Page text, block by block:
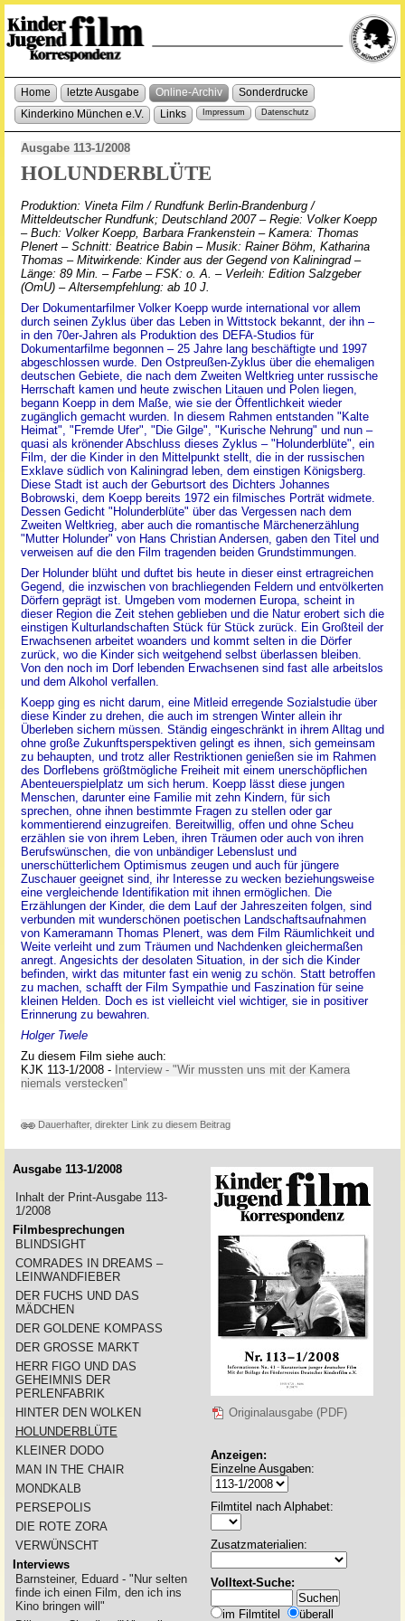
Home letzte Ausgabe Online-Archiv
Sonderdrucke
Kinderkino München e.V.
Links Impressum Datenschutz
Ausgabe 113-1/2008
HOLUNDERBLÜTE
Produktion: Vineta Film / Rundfunk Berlin-Brandenburg /
Mitteldeutscher Rundfunk; Deutschland 2007 – Regie: Volker Koepp
– Buch: Volker Koepp, Barbara Frankenstein – Kamera: Thomas
Plenert – Schnitt: Beatrice Babin – Musik: Rainer Böhm, Katharina
Thomas – Mitwirkende: Kinder aus der Gegend von Kaliningrad –
Länge: 89 Min. – Farbe – FSK: o. A. – Verleih: Edition Salzgeber
(OmU) – Altersempfehlung: ab 10 J.
Der Dokumentarfilmer Volker Koepp wurde international vor allem
durch seinen Zyklus über das Leben in Wittstock bekannt, der ihn –
in den 70er-Jahren als Produktion des DEFA-Studios für
Dokumentarfilme begonnen – 25 Jahre lang beschäftigte und 1997
abgeschlossen wurde. Den Ostpreußen-Zyklus über die ehemaligen
deutschen Gebiete, die nach dem Zweiten Weltkrieg unter russische
Herrschaft kamen und heute zwischen Litauen und Polen liegen,
begann Koepp in dem Maße, wie sie der Öffentlichkeit wieder
zugänglich gemacht wurden. In diesem Rahmen entstanden "Kalte
Heimat", "Fremde Ufer", "Die Gilge", "Kurische Nehrung" und nun –
quasi als krönender Abschluss dieses Zyklus – "Holunderblüte", ein
Film, der die Kinder in den Mittelpunkt stellt, die in der russischen
Exklave südlich von Kaliningrad leben, dem einstigen Königsberg.
Diese Stadt ist auch der Geburtsort des Dichters Johannes
Bobrowski, dem Koepp bereits 1972 ein filmisches Porträt widmete.
Dessen Gedicht "Holunderblüte" über das Vergessen nach dem
Zweiten Weltkrieg, aber auch die romantische Märchenerzählung
"Mutter Holunder" von Hans Christian Andersen, gaben den Titel und
verweisen auf die den Film tragenden beiden Grundstimmungen.
Der Holunder blüht und duftet bis heute in dieser einst ertragreichen
Gegend, die inzwischen von brachliegenden Feldern und entvölkerten
Dörfern geprägt ist. Umgeben vom modernen Europa, scheint in
dieser Region die Zeit stehen geblieben und die Natur erobert sich die
einstigen Kulturlandschaften Stück für Stück zurück. Ein Großteil der
Erwachsenen arbeitet woanders und kommt selten in die Dörfer
zurück, wo die Kinder sich weitgehend selbst überlassen bleiben.
Von den noch im Dorf lebenden Erwachsenen sind fast alle arbeitslos
und dem Alkohol verfallen.
Koepp ging es nicht darum, eine Mitleid erregende Sozialstudie über
diese Kinder zu drehen, die auch im strengen Winter allein ihr
Überleben sichern müssen. Ständig eingeschränkt in ihrem Alltag und
ohne große Zukunftsperspektiven gelingt es ihnen, sich gemeinsam
zu behaupten, und trotz aller Restriktionen genießen sie im Rahmen
des Dorflebens größtmögliche Freiheit mit einem unerschöpflichen
Abenteuerspielplatz um sich herum. Koepp lässt diese jungen
Menschen, darunter eine Familie mit zehn Kindern, für sich
sprechen, ohne ihnen bestimmte Fragen zu stellen oder gar
kommentierend einzugreifen. Bereitwillig, offen und ohne Scheu
erzählen sie von ihrem Leben, ihren Träumen oder auch von ihren
Berufswünschen, die von unbändiger Lebenslust und
unerschütterlichem Optimismus zeugen und auch für jüngere
Zuschauer geeignet sind, ihr Interesse zu wecken beziehungsweise
eine vergleichende Identifikation mit ihnen ermöglichen. Die
Erzählungen der Kinder, die dem Lauf der Jahreszeiten folgen, sind
verbunden mit wunderschönen poetischen Landschaftsaufnahmen
von Kameramann Thomas Plenert, was dem Film Räumlichkeit und
Weite verleiht und zum Träumen und Nachdenken gleichermaßen
anregt. Angesichts der desolaten Situation, in der sich die Kinder
befinden, wirkt das mitunter fast ein wenig zu schön. Statt betroffen
zu machen, schafft der Film Sympathie und Faszination für seine
kleinen Helden. Doch es ist vielleicht viel wichtiger, sie in positiver
Erinnerung zu bewahren.
Holger Twele
Zu diesem Film siehe auch:
KJK 113-1/2008 - Interview - "Wir mussten uns mit der Kamera
niemals verstecken"
Dauerhafter, direkter Link zu diesem Beitrag
Ausgabe 113-1/2008
Inhalt der Print-Ausgabe 113-
1/2008
Filmbesprechungen
BLINDSIGHT
COMRADES IN DREAMS –
LEINWANDFIEBER
DER FUCHS UND DAS
MÄDCHEN
DER GOLDENE KOMPASS
DER GROSSE MARKT
HERR FIGO UND DAS
GEHEIMNIS DER
PERLENFABRIK
HINTER DEN WOLKEN
HOLUNDERBLÜTE
KLEINER DODO
MAN IN THE CHAIR
MONDKALB
PERSEPOLIS
DIE ROTE ZORA
VERWÜNSCHT
Interviews
Barnsteiner, Eduard - "Nur selten
finde ich einen Film, den ich ins
Kino bringen will"
Originalausgabe (PDF)
Anzeigen:
Einzelne Ausgaben:
Filmtitel nach Alphabet:
Zusatzmaterialien:
Volltext-Suche:
im Filmtitel überall